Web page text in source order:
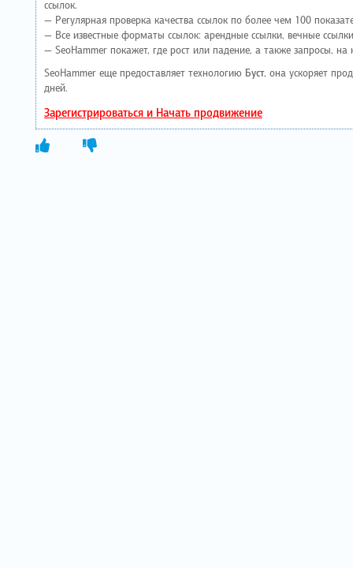
ссылок.
— Регулярная проверка качества ссылок по более чем 100
— Все известные форматы ссылок: арендные ссылки, вечные
— SeoHammer покажет, где рост или падение, а также запросы,
SeoHammer еще предоставляет технологию Буст, она ускоряет
дней.
Зарегистрироваться и Начать продвижение